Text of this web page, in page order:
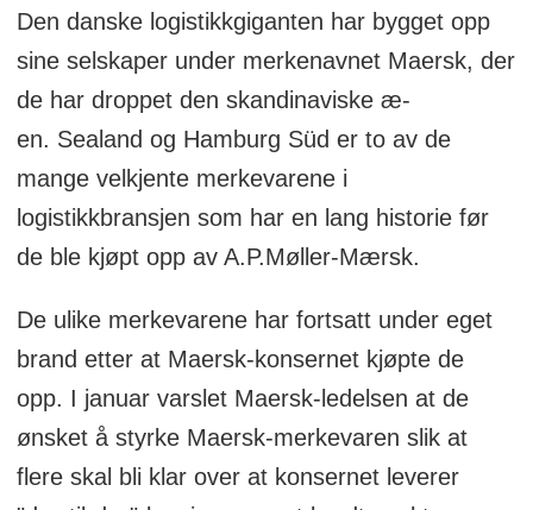
Den danske logistikkgiganten har bygget opp
sine selskaper under merkenavnet Maersk, der
de har droppet den skandinaviske æ-
en. Sealand og Hamburg Süd er to av de
mange velkjente merkevarene i
logistikkbransjen som har en lang historie før
de ble kjøpt opp av A.P.Møller-Mærsk.
De ulike merkevarene har fortsatt under eget
brand etter at Maersk-konsernet kjøpte de
opp. I januar varslet Maersk-ledelsen at de
ønsket å styrke Maersk-merkevaren slik at
flere skal bli klar over at konsernet leverer